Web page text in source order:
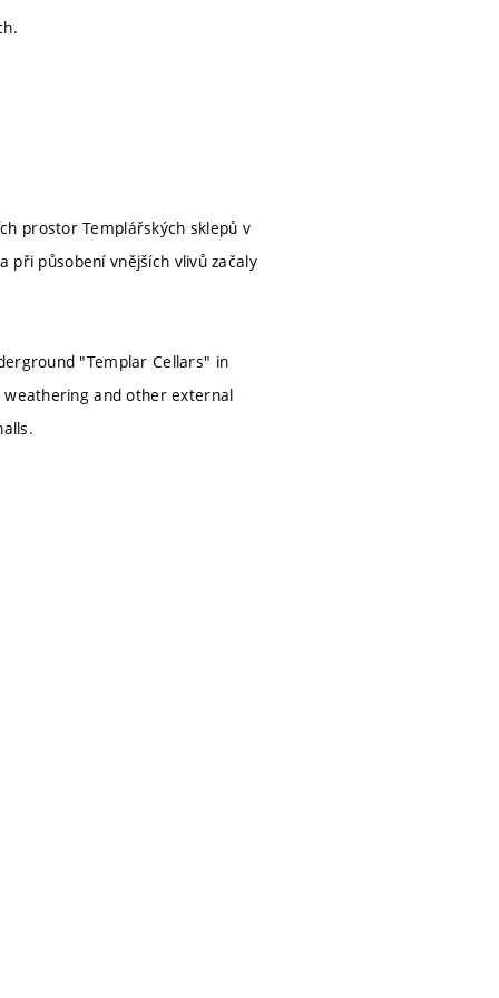
prostor Templářských sklepů v
při působení vnějších vlivů začaly
"Templar Cellars" in
and other external